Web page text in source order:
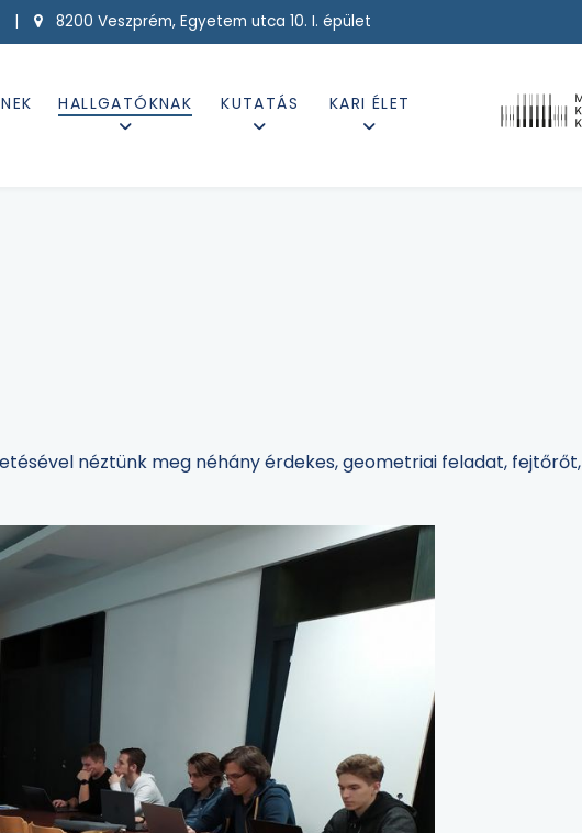
| 8200 Veszprém, Egyetem utca 10. I. épület
HALLGATÓKNAK KUTATÁS KARI ÉLET
néztünk meg néhány érdekes, geometriai feladat, fejtőrőt,